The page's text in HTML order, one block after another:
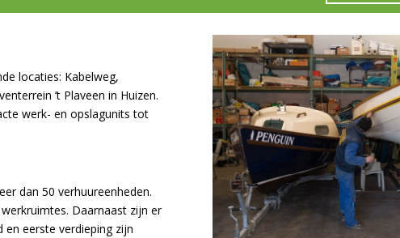
locaties: Kabelweg,
’t Plaveen in Huizen.
werk- en opslagunits tot
dan 50 verhuureenheden.
Daarnaast zijn er
eerste verdieping zijn